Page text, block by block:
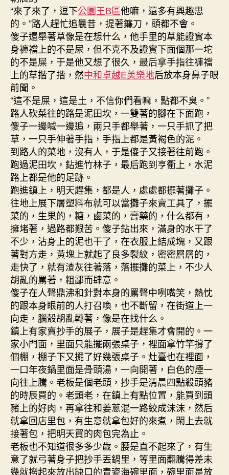
“來了來了，逗下公園王B區他嘛，還多有興趣思
的。”路人趕忙追曩昔，提著鐮刀，頭都不會。
傻子還舉著草像是在想什么，他手里的草能證實本
身褲襠上的不是尿，但不克不及證實下面個那一坨
的不是屎，于是他又想了很久，最后拿手指往褲襠
上的草揩了揩，然中和卓越E美樂地后放本身鼻子眼
前聞。
“這不是屎，這是土，不信你們看嘛，點都不臭。”
路人砍菜往的路是泥田坎，一雙著的腳在下面跑，
傻子一邊喊一邊追，兩只手都舉著，一只手抓了把
草，一只手伸著手指，手指上都是黃褐色的泥。
到路人的菜地，沒有人，于是傻子又接著往前跑。
跑過泥田坎，鉆進竹林子，最后跑到亨衢上，水泥
路上都是他的足跡。
跑進鎮上，明天趕集，都是人，處處都擺著攤子。
往地上展下層塑料布就可以當攤子來賣工具了，擺
菜的，生果的，糖，鹵菜的，膏藥的，什么都有，
擁堵著，過路都艱苦。傻子鉆出來，滿身的水干了
不少，沾身上的泥也干了，在衣服上結成塊，又跟
著對方走，黃塊上就起了良多裂紋，密密層層的，
走快了，就有渣灰往著落，落擺攤的菜上，不少人
胡亂的罵著，粗鄙而肆意。
傻子在人聲鼎沸和針對本身的罵聲中咧嘴笑，熱忱
的跟本身眼前的人打召喚，也不斷留，在街道上一
向走，腦殼胡亂轉著，像是在找什么。
鎮上有家賣抄手的展子，展子是趕集才會開的。一
家小門面，里面只能擺兩張桌子，裡面拿竹竿撐了
個棚，棚子下又擺了好幾張桌子。灶臺也在裡面，
一口年夜鍋里面是骨頭湯，一向開著，白色的煙一
向往上騰。老板是個老頭，抄手是清晨四點殺頭豬
的時辰買的。老頭老，在鎮上有點位置，能買到頭
豬上的好肉，再拿往和姜蔥混一路絞成沫沫，然后
就拿回店里包，有生意就拿包好的來煮，閑上去就
接著包，把明天買的肉包完為止。
老板也不知道很多多少歲。腰是直不起來了，有生
意了就弓著身子把抄手丟鍋里，等里面翻騰得差未
幾就撈起來放出缺口的青瓷海碗里面，碗里面是放